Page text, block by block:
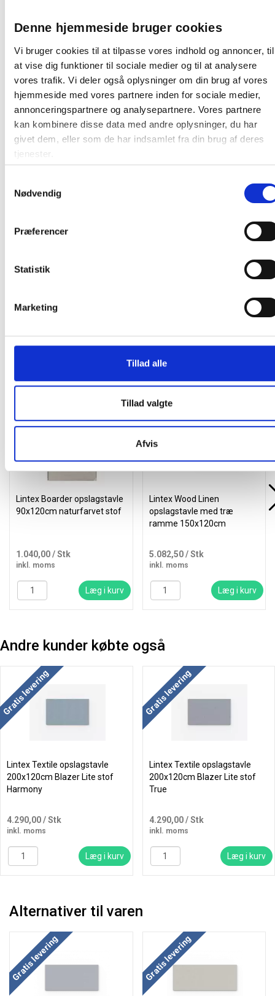
Denne hjemmeside bruger cookies
Vi bruger cookies til at tilpasse vores indhold og annoncer, til
at vise dig funktioner til sociale medier og til at analysere
vores trafik. Vi deler også oplysninger om din brug af vores
hjemmeside med vores partnere inden for sociale medier,
annonceringspartnere og analysepartnere. Vores partnere
kan kombinere disse data med andre oplysninger, du har
givet dem, eller som de har indsamlet fra din brug af deres
tjenester.
Nødvendig
Præferencer
Statistik
Marketing
Tillad alle
Tillad valgte
Afvis
Relaterede produkter
Andre kunder købte også
Køb mere og spar
Gratis levering
Lintex Boarder opslagstavle
90x120cm naturfarvet stof
1.040,00/ Stk
inkl. moms
Læg i kurv
Køb mere og spar
Gratis levering
Lintex Wood Linen
opslagstavle med træ
ramme 150x120cm
5.082,50/ Stk
inkl. moms
Læg i kurv
Andre kunder købte også
mere og spar
Gratis levering
Lintex Textile opslagstavle
200x120cm Blazer Lite stof
Harmony
4.290,00/ Stk
inkl. moms
Læg i kurv
Køb mere og spar
Gratis levering
Lintex Textile opslagstavle
200x120cm Blazer Lite stof
True
4.290,00/ Stk
inkl. moms
Læg i kurv
Alternativer til varen
Køb mere og spar
Gratis levering Køb mere og spar
Gratis levering